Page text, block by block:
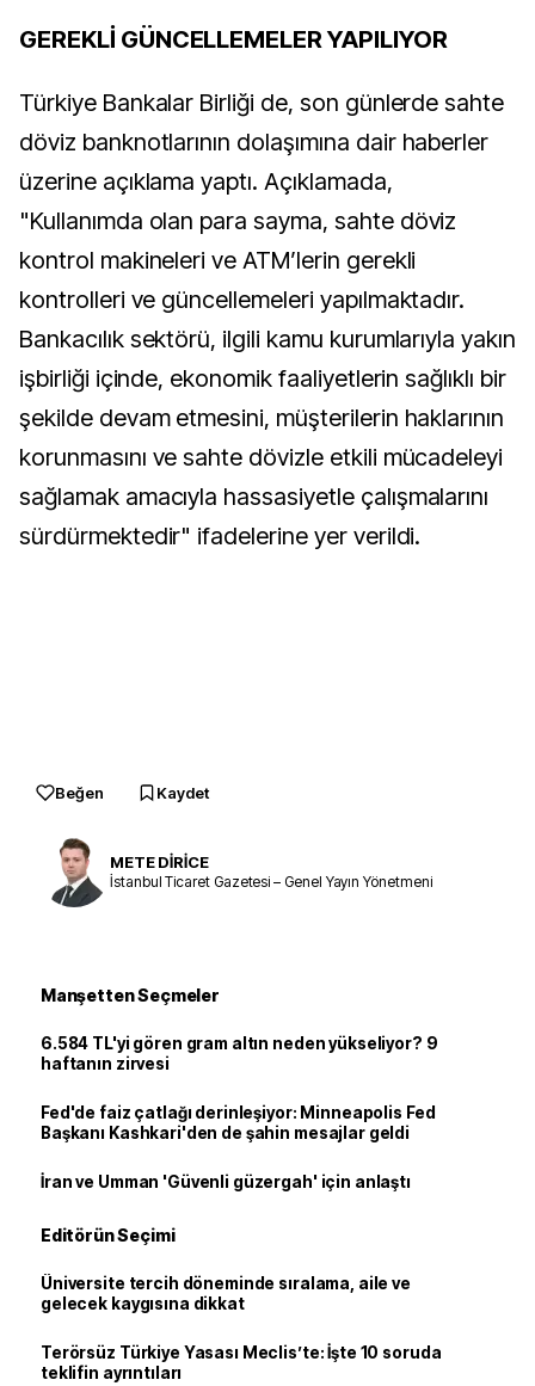
GEREKLİ GÜNCELLEMELER YAPILIYOR
Türkiye Bankalar Birliği de, son günlerde sahte
döviz banknotlarının dolaşımına dair haberler
üzerine açıklama yaptı. Açıklamada,
"Kullanımda olan para sayma, sahte döviz
kontrol makineleri ve ATM’lerin gerekli
kontrolleri ve güncellemeleri yapılmaktadır.
Bankacılık sektörü, ilgili kamu kurumlarıyla yakın
işbirliği içinde, ekonomik faaliyetlerin sağlıklı bir
şekilde devam etmesini, müşterilerin haklarının
korunmasını ve sahte dövizle etkili mücadeleyi
sağlamak amacıyla hassasiyetle çalışmalarını
sürdürmektedir" ifadelerine yer verildi.
Beğen Kaydet
METE DİRİCE
İstanbul Ticaret Gazetesi – Genel Yayın Yönetmeni
Manşetten Seçmeler
6.584 TL'yi gören gram altın neden yükseliyor? 9
haftanın zirvesi
Fed'de faiz çatlağı derinleşiyor: Minneapolis Fed
Başkanı Kashkari'den de şahin mesajlar geldi
İran ve Umman 'Güvenli güzergah' için anlaştı
Editörün Seçimi
Üniversite tercih döneminde sıralama, aile ve
gelecek kaygısına dikkat
Terörsüz Türkiye Yasası Meclis’te: İşte 10 soruda
teklifin ayrıntıları